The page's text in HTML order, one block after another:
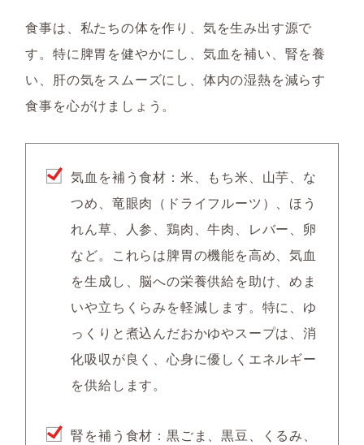
食事は、私たちの体を作り、気を生み出す源で
す。特に脾胃を健やかにし、気血を補い、腎を養
い、肝の気をスムーズにし、体内の湿熱を減らす
食事を心がけましょう。
気血を補う食材：米、もち米、山芋、な
つめ、竜眼肉（ドライフルーツ）、ほう
れん草、人参、鶏肉、牛肉、レバー、卵
など。これらは脾胃の機能を高め、気血
を生成し、脳への栄養供給を助け、めま
いや立ちくらみを軽減します。特に、ゆ
っくりと煮込んだおかゆやスープは、消
化吸収が良く、心身に優しくエネルギー
を供給します。
腎を補う食材：黒ごま、黒豆、くるみ、